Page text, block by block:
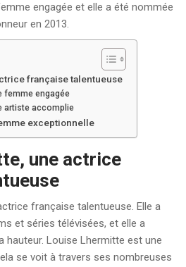
engagée et elle a été nommée
en 2013.
française talentueuse
femme engagée
artiste accomplie
exceptionnelle
une actrice
française talentueuse. Elle a
et séries télévisées, et elle a
hauteur. Louise Lhermitte est une
se voit à travers ses nombreuses